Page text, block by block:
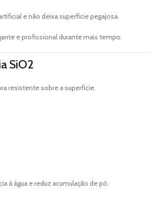
e não deixa superfície pegajosa.
e profissional durante mais tempo.
SiO2
resistente sobre a superfície.
água e reduz acumulação de pó.